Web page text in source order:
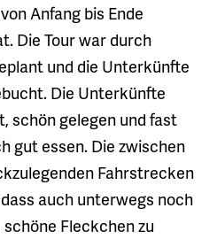
Anfang bis Ende
Die Tour war durch
und die Unterkünfte
Die Unterkünfte
schön gelegen und fast
gut essen. Die zwischen
Fahrstrecken
auch unterwegs noch
Fleckchen zu